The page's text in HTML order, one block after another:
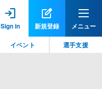
Sign in 新規登録 メニュー
イベント 選手支援